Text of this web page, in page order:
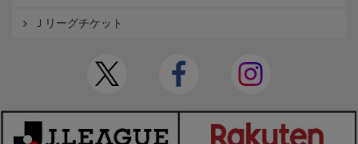
Ｊリーグチケット